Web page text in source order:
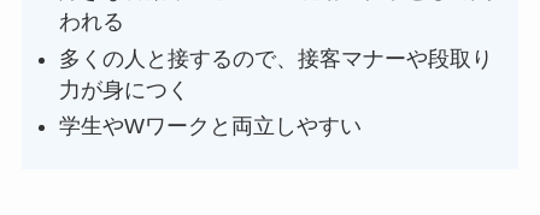
われる
多くの人と接するので、接客マナーや段取り
力が身につく
学生やWワークと両立しやすい